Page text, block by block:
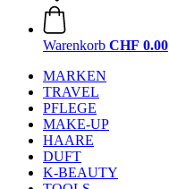
Warenkorb CHF 0.00
MARKEN
TRAVEL
PFLEGE
MAKE-UP
HAARE
DUFT
K-BEAUTY